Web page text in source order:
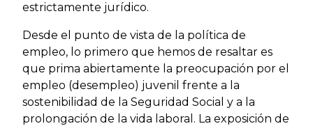
estrictamente jurídico.
Desde el punto de vista de la política de
empleo, lo primero que hemos de resaltar es
que prima abiertamente la preocupación por el
empleo (desempleo) juvenil frente a la
sostenibilidad de la Seguridad Social y a la
prolongación de la vida laboral. La exposición de